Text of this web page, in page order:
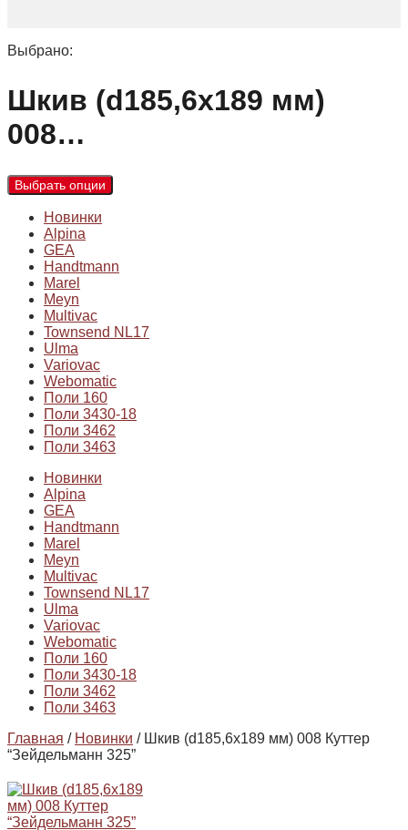
Выбрано:
Шкив (d185,6х189 мм)
008…
Выбрать опции
Новинки
Alpina
GEA
Handtmann
Marel
Meyn
Multivac
Townsend NL17
Ulma
Variovac
Webomatic
Поли 160
Поли 3430-18
Поли 3462
Поли 3463
Новинки
Alpina
GEA
Handtmann
Marel
Meyn
Multivac
Townsend NL17
Ulma
Variovac
Webomatic
Поли 160
Поли 3430-18
Поли 3462
Поли 3463
Главная / Новинки / Шкив (d185,6х189 мм) 008 Куттер
“Зейдельманн 325”